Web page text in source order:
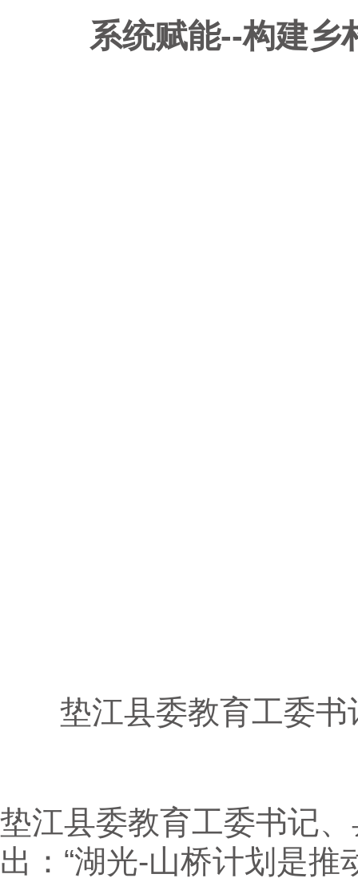
系统赋能--构建乡
垫江县委教育工委
垫江县委教育工委书记
出：“湖光‑山桥计划是